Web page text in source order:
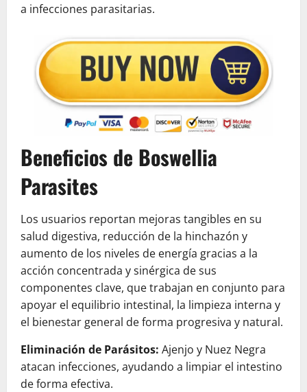
a infecciones parasitarias.
Beneficios de Boswellia
Parasites
Los usuarios reportan mejoras tangibles en su
salud digestiva, reducción de la hinchazón y
aumento de los niveles de energía gracias a la
acción concentrada y sinérgica de sus
componentes clave, que trabajan en conjunto para
apoyar el equilibrio intestinal, la limpieza interna y
el bienestar general de forma progresiva y natural.
Eliminación de Parásitos: Ajenjo y Nuez Negra
atacan infecciones, ayudando a limpiar el intestino
de forma efectiva.